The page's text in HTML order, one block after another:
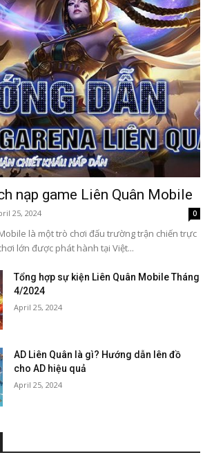
nạp game Liên Quân Mobile
25, 2024 0
là một trò chơi đấu trường trận chiến trực
lớn được phát hành tại Việt...
Tổng hợp sự kiện Liên Quân Mobile Tháng
4/2024
April 25, 2024
AD Liên Quân là gì? Hướng dẫn lên đồ
cho AD hiệu quả
April 25, 2024